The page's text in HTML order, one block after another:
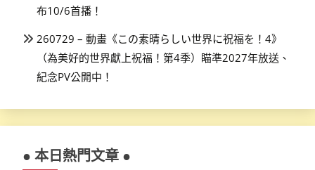
布10/6首播！
260729 – 動畫《この素晴らしい世界に祝福を！4》
（為美好的世界獻上祝福！第4季）瞄準2027年放送、
紀念PV公開中！
● 本日熱門文章 ●